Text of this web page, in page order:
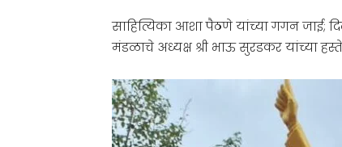
साहित्यिका आशा पैठणे यांच्या गगन जाई;
मंडळाचे अध्यक्ष श्री भाऊ सुरडकर यांच्या